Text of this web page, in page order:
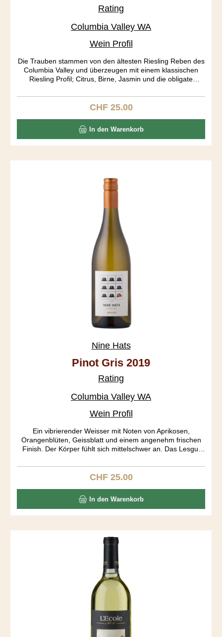
Rating
Columbia Valley WA
Wein Profil
Die Trauben stammen von den ältesten Riesling Reben des
Columbia Valley und überzeugen mit einem klassischen
Riesling Profil; Citrus, Birne, Jasmin und die obligate
zu einem frischen Weisswein mit einem dann eher atypisch
langen Abgang. Gemäss EU Richtlinien gilt dieser Wein als
18 g/L) und die Säure unter 10 g/L liegt.
Regulärer Preis:
CHF 25.00
In den Warenkorb
Nine Hats
Pinot Gris 2019
Rating
Columbia Valley WA
Wein Profil
Ein vibrierender Weisser mit Noten von Aprikosen,
Orangenblüten, Geissblatt und einem angenehm frischen
Finish. Der Körper fühlt sich mittelschwer an. Das Lesgut
gute Durchlüftung und moderaten Temperaturen bekannt
ist. Die Trauben werden nur leicht gepresst. Die Gärung
Pinot Gris am besten zur Geltung bringt.
Regulärer Preis:
CHF 25.00
In den Warenkorb